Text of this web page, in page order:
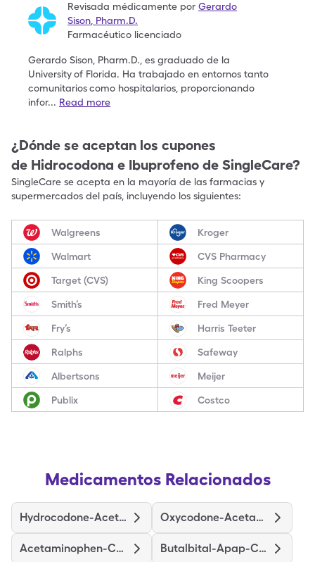
Revisada médicamente por Gerardo
Sison Pharm.D.
Farmacéutico licenciado
Gerardo Sison, Pharm.D., es graduado de la
Universityof Florida. Ha trabajado en entornos tanto
comunitarioscomo hospitalarios, proporcionando
infor... Read more
¿Dónde se aceptan los cupones
de Hidrocodona e Ibuprofeno de SingleCare?
SingleCare se acepta en la mayoría de las farmacias y
supermercados del país, incluyendo los siguientes:
Walgreens Kroger
Walmart CVS Pharmacy
Target (CVS) King Scoopers
Smith’s Fred Meyer
Fry’s Harris Teeter
Ralphs Safeway
Albertsons Meijer
Publix Costco
Medicamentos Relacionados
Hydrocodone-Acetaminophen Oxycodone-Acetaminophen
Acetaminophen-Codeine Butalbital-Apap-Caff-Cod